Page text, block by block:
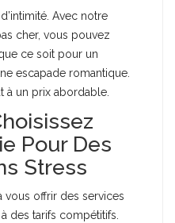
Avec notre
cher, vous pouvez
ce soit pour un
escapade romantique.
à un prix abordable.
Pour Des
Stress
vous offrir des services
des tarifs compétitifs.